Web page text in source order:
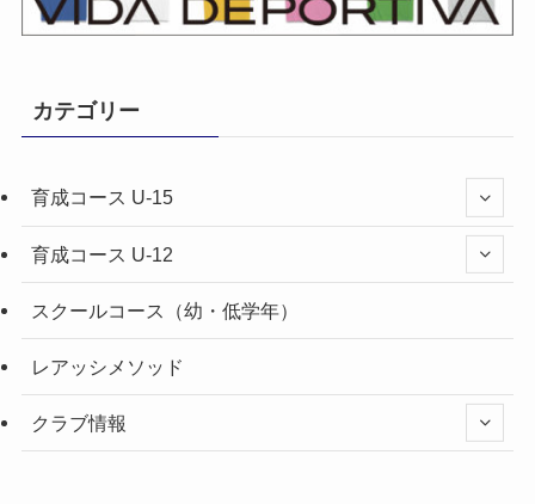
カテゴリー
育成コース U-15
育成コース U-12
スクールコース（幼・低学年）
レアッシメソッド
クラブ情報